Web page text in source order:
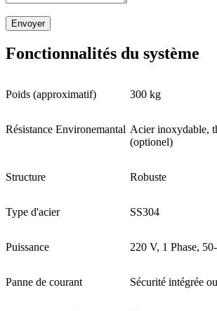
Envoyer
Fonctionnalités du système
Poids (approximatif) 300 kg
Résistance Environemantal Acier inoxydable,
(optionel)
Structure Robuste
Type d'acier SS304
Puissance 220 V, 1 Phase,
Panne de courant Sécurité intégrée